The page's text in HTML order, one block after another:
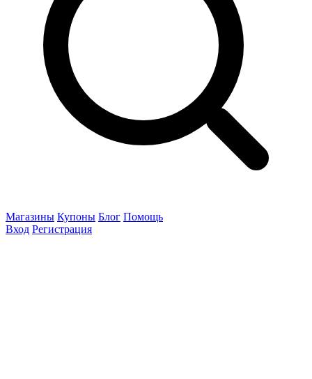
Магазины Купоны Блог Помощь
Вход Регистрация